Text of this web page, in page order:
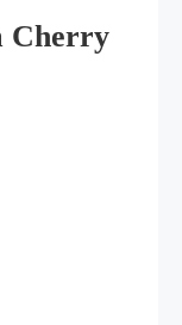
Cherry